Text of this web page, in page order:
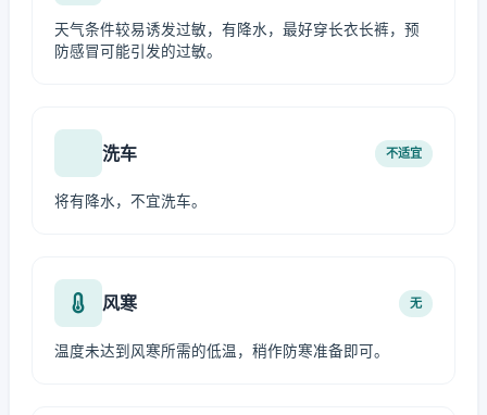
天气条件较易诱发过敏，有降水，最好穿长衣长裤，预
防感冒可能引发的过敏。
洗车 不适宜
将有降水，不宜洗车。
风寒 无
温度未达到风寒所需的低温，稍作防寒准备即可。